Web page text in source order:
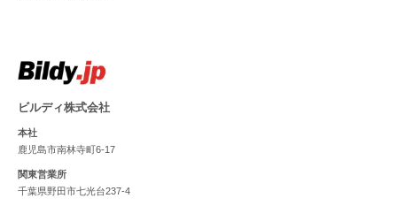
ビルディ株式会社
本社
鹿児島市南林寺町6-17
関東営業所
千葉県野田市七光台237-4